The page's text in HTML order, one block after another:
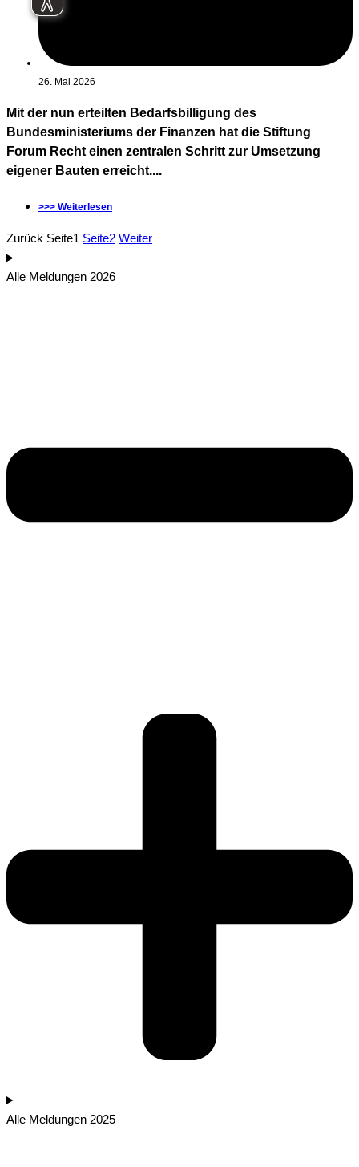
26. Mai 2026
Mit der nun erteilten Bedarfsbilligung des
Bundesministeriums der Finanzen hat die Stiftung
Forum Recht einen zentralen Schritt zur Umsetzung
eigener Bauten erreicht....
>>> Weiterlesen
Zurück Seite1 Seite2 Weiter
Alle Meldungen 2026
Alle Meldungen 2025